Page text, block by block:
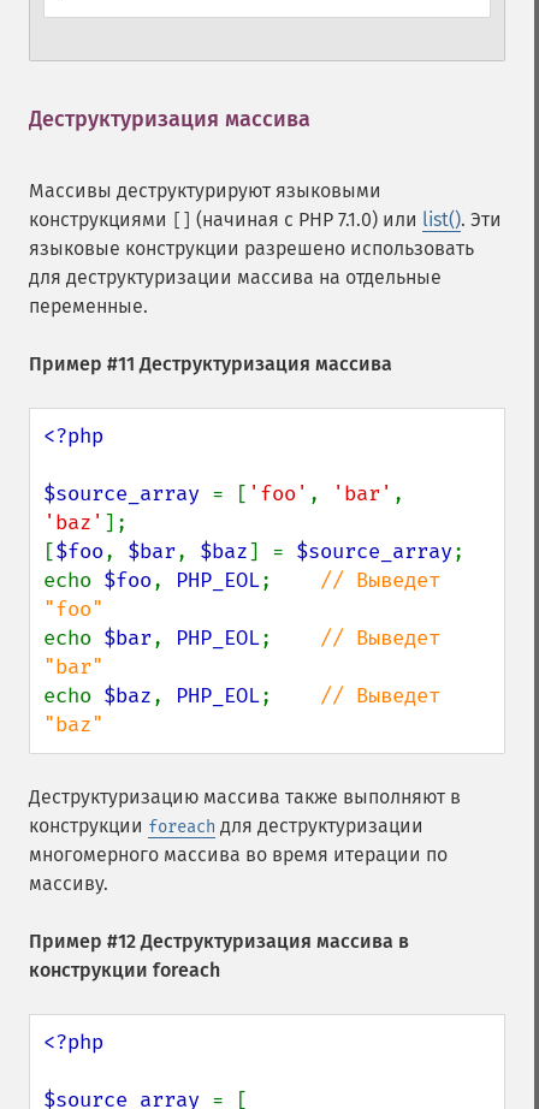
Деструктуризация массива
Массивы деструктурируют языковыми
конструкциями
(начиная с PHP 7.1.0) или list(). Эти
языковые конструкции разрешено использовать
для деструктуризации массива на отдельные
переменные.
Пример #11 Деструктуризация массива
<?php
$source_array = [ 'foo' , 'bar'
'baz' ];
[$foo, $bar, $baz] = $source_array;
echo $foo, PHP_EOL; // Выведет
echo $bar, PHP_EOL; // Выведет
echo $baz, PHP_EOL; // Выведет
"baz"
Деструктуризацию массива также выполняют в
конструкции foreach для деструктуризации
многомерного массива во время итерации по
массиву.
Пример #12 Деструктуризация массива в
конструкции foreach
<?php
$source_array = [